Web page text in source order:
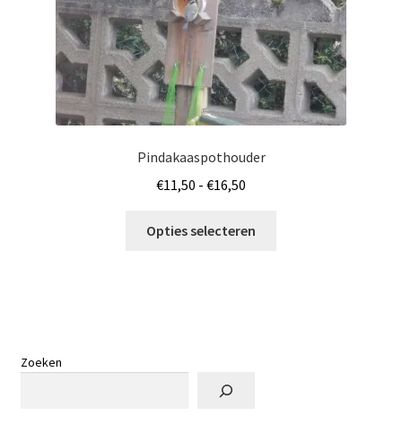
productpagina
Pindakaaspothouder
€11,50 - €16,50
tot
Opties selecteren
Zoeken